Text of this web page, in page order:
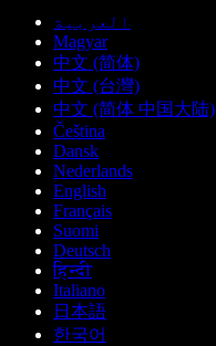
العربية
Magyar
中文 (简体)
中文 (台灣)
中文 (简体 中国大陆)
Čeština
Dansk
Nederlands
English
Français
Suomi
Deutsch
हिन्दी
Italiano
日本語
한국어